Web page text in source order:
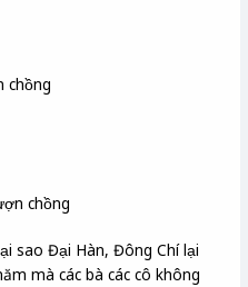
chồng
chồng
sao Đại Hàn, Đông Chí lại
mà các bà các cô không